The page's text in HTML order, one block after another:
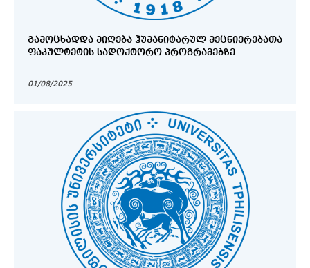
ᲒᲐᲛᲝᲪᲮᲐᲓᲓᲐ ᲛᲘᲦᲔᲑᲐ ᲰᲣᲛᲐᲜᲘᲢᲐᲠᲣᲚ ᲛᲔᲪᲜᲘᲔᲠᲔᲑᲐᲗᲐ
ᲤᲐᲙᲣᲚᲢᲔᲢᲘᲡ ᲡᲐᲓᲝᲥᲢᲝᲠᲝ ᲞᲠᲝᲒᲠᲐᲛᲔᲑᲖᲔ
01/08/2025